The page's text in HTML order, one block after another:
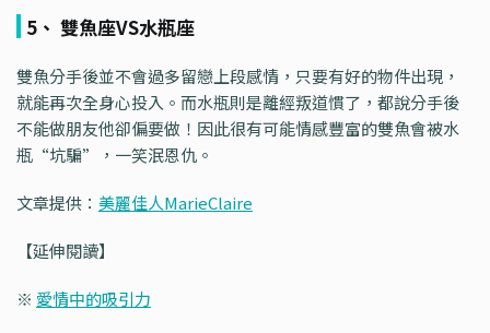
5、 雙魚座VS水瓶座
雙魚分手後並不會過多留戀上段感情，只要有好的物件出現，
就能再次全身心投入。而水瓶則是離經叛道慣了，都說分手後
不能做朋友他卻偏要做！因此很有可能情感豐富的雙魚會被水
瓶“坑騙”，一笑泯恩仇。
文章提供： 美麗佳人MarieClaire
【延伸閱讀】
※ 愛情中的吸引力